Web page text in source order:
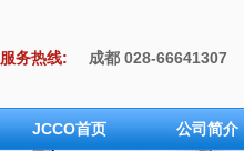
服务热线:
成都 028-66641307
武汉 027-85862808
广州 020-85230976
JCCO首页 公司简介